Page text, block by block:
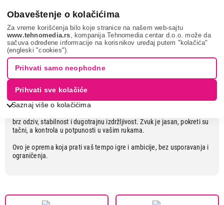
Obaveštenje o kolačićima
Za vreme korišćenja bilo koje stranice na našem web-sajtu
www.tehnomedia.rs , kompanija Tehnomedia centar d.o.o. može da
sačuva određene informacije na korisnikov uređaj putem "kolačića"
(engleski "cookies").
Saznaj više o kolačićima
Prihvati samo neophodne
Prihvati sve kolačiće
ROG oprema za vrhunski gejming
Potpuna kontrola igre
ASUS ROGperiferija donosi pouzdane tastature, precizne gejming
brz odziv, stabilnost i dugotrajnu izdržljivost. Zvuk je jasan, pokreti su
tačni, a kontrola u potpunosti u vašim rukama.
Ovo je oprema koja prati vaš tempo igre i ambicije, bez usporavanja i
ograničenja.